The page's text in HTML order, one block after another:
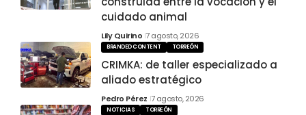
cuidado animal
Lily Quirino 7 agosto, 2026
BRANDED CONTENT TORREÓN
CRIMKA: de taller especializado a
aliado estratégico
Pedro Pérez 7 agosto, 2026
NOTICIAS TORREÓN